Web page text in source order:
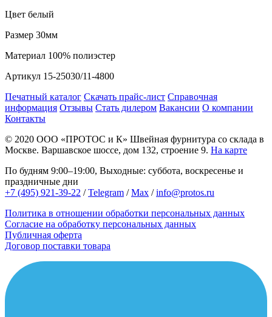
Цвет белый
Размер 30мм
Материал 100% полиэстер
Артикул 15-25030/11-4800
Печатный каталог Скачать прайс-лист Справочная
информация Отзывы Стать дилером Вакансии О компании
Контакты
© 2020 ООО «ПРОТОС и К» Швейная фурнитура со склада в
Москве. Варшавское шоссе, дом 132, строение 9. На карте
По будням 9:00–19:00, Выходные: суббота, воскресенье и
праздничные дни
+7 (495) 921-39-22 /Telegram /Max /info@protos.ru
Политика в отношении обработки персональных данных
Согласие на обработку персональных данных
Публичная оферта
Договор поставки товара